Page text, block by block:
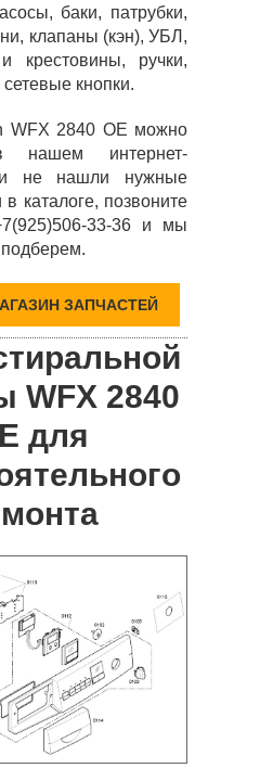
баки, патрубки,
клапаны (кэн), УБЛ,
крестовины, ручки,
кнопки.
WFX 2840 OE можно
нашем интернет-
не нашли нужные
каталоге, позвоните
33-36 и мы
подберем.
ЗАПЧАСТЕЙ
WFX 2840
для